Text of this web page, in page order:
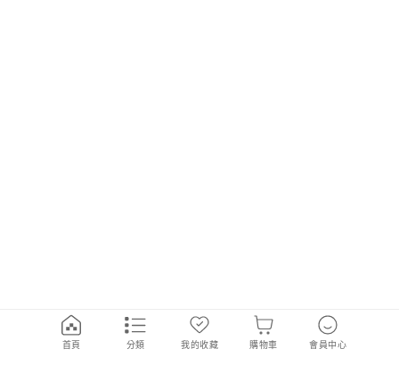
首頁 分類 我的收藏 購物車 會員中心